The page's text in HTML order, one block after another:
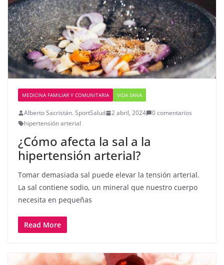
MEDICINA FAMILIAR Y COMUNITARIA VIDA SANA
Alberto Sacristán. SportSalud 2 abril, 2024
0 comentarios
hipertensión arterial
¿Cómo afecta la sal a la
hipertensión arterial?
Tomar demasiada sal puede elevar la tensión arterial.
La sal contiene sodio, un mineral que nuestro cuerpo
necesita en pequeñas
Read More